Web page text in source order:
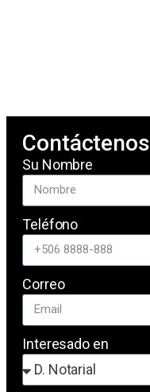
Contáctenos
Su Nombre
Teléfono
Correo
Interesado en